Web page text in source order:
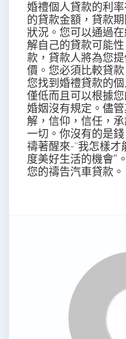
婚禮個人貸款的利
的貸款金額，貸款
狀況。您可以通過
解自己的貸款可能
款，貸款人將為您
價。您必須比較貸
您找到婚禮貸款的
僅低而且可以根據
婚姻沒有規定。儘
解，信仰，信任，
一切。你沒有的是
禱著醒來-“我怎樣
度美好生活的機會”
您的禱告汽車貸款。